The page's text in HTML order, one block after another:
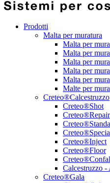
Prodotti
Malta per muratura
Malta per
Malta per
Malta per
Malta per
Malta per
Malte per
Creteo®Calcestruzzo
Creteo®Shot
Creteo®Repair
Creteo®Inject
Creteo®Floor
Calcestruzzo -
Creteo®Gala